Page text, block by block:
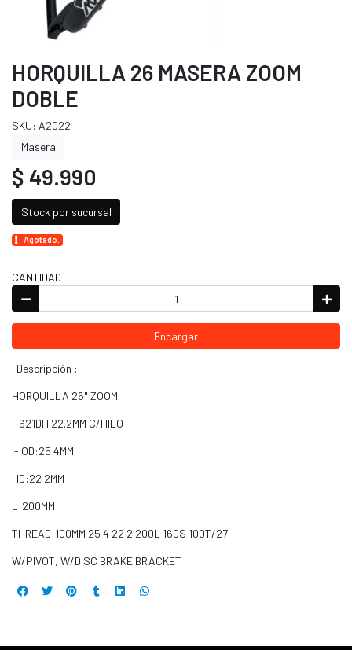
HORQUILLA 26 MASERA ZOOM
DOBLE
SKU: A2022
Masera
$ 49.990
Stock por sucursal
Agotado.
CANTIDAD
Encargar
-Descripción :
HORQUILLA 26" ZOOM
-621DH 22.2MM C/HILO
- OD:25 4MM
-ID:22 2MM
L:200MM
THREAD:100MM 25 4 22 2 200L 160S 100T/27
W/PIVOT, W/DISC BRAKE BRACKET